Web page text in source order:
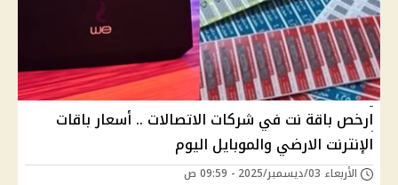
ارخص باقة نت في شركات الاتصالات .. أسعار باقات
الإنترنت الارضي والموبايل اليوم
الأربعاء 03/ديسمبر/2025 - 09:59 ص